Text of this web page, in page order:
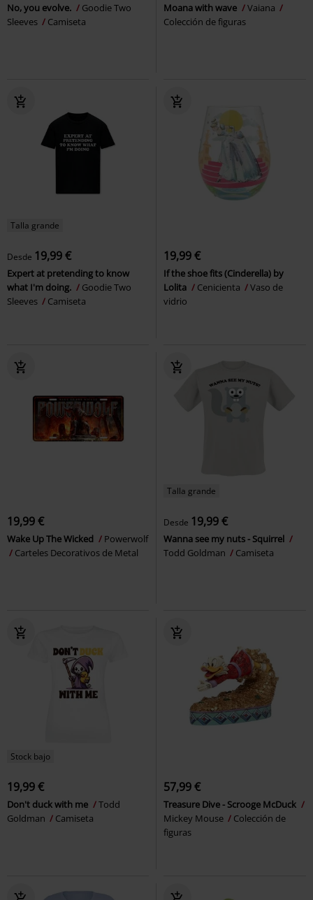
No, you evolve.
Goodie Two
Sleeves
Camiseta
Moana with wave
Vaiana
Colección de figuras
Talla grande
Desde 19,99 €
Expert at pretending to know
what I'm doing.
Goodie Two
Sleeves
Camiseta
19,99 €
If the shoe fits (Cinderella) by
Lolita
Cenicienta
Vaso de
vidrio
19,99 €
Wake Up The Wicked
Powerwolf
Carteles Decorativos de Metal
Talla grande
Desde 19,99 €
Wanna see my nuts - Squirrel
Todd Goldman
Camiseta
Stock bajo
19,99 €
Don't duck with me
Todd
Goldman
Camiseta
57,99 €
Treasure Dive - Scrooge McDuck
Mickey Mouse
Colección de
figuras